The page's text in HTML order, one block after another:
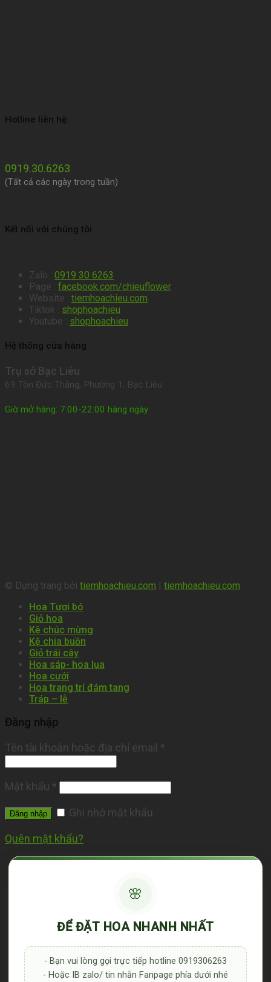
Hotline liên hệ:
0919.30.6263
(Tất cả các ngày trong tuần)
Kết nối với chúng tôi
Zalo : 0919 30 6263.
Page : facebook.com/chieuflower.
Website : tiemhoachieu.com.
Tiktok : shophoachieu
Youtube : shophoachieu
Hệ thống cửa hàng
Trụ sở Bạc Liêu
69 Tôn Đức Thắng, Phường 1, Bạc Liêu
Giờ mở hàng: 7:00-22:00 hàng ngày
© Dựng trang bởi tiemhoachieu.com | tiemhoachieu.com
Hoa Tươi bó
Giỏ hoa
Kệ chúc mừng
Kệ chia buồn
Giỏ trái cây
Hoa sáp- hoa lụa
Hoa cưới
Hoa trang trí đám tang
Tráp – lễ
Đăng nhập
Tên tài khoản hoặc địa chỉ email *
Mật khẩu *
Đăng nhập Ghi nhớ mật khẩu
Quên mật khẩu?
🌸
ĐỂ ĐẶT HOA NHANH NHẤT
- Bạn vui lòng gọi trực tiếp hotline 0919306263
- Hoặc IB zalo/ tin nhắn Fanpage phía dưới nhé